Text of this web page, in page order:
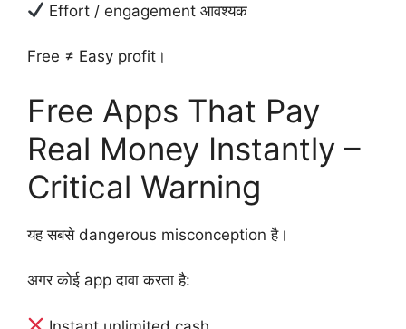
Effort / engagement आवश्यक
Free ≠ Easy profit।
Free Apps That Pay
Real Money Instantly –
Critical Warning
यह सबसे dangerous misconception है।
अगर कोई app दावा करता है: